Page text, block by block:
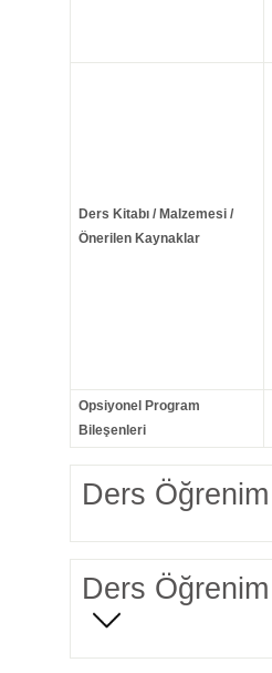
Ders Kitabı / Malzemesi /
Önerilen Kaynaklar
Opsiyonel Program
Bileşenleri
Ders Öğrenim
Ders Öğrenim